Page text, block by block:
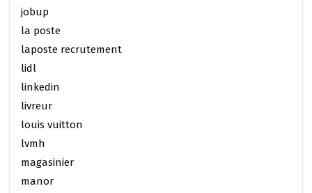
jobup
la poste
laposte recrutement
lidl
linkedin
livreur
louis vuitton
lvmh
magasinier
manor